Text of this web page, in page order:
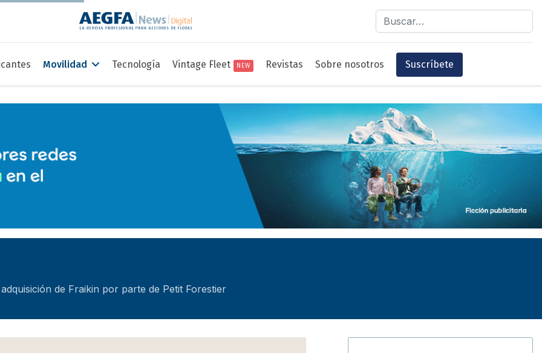
Buscar
Movilidad Tecnología Vintage Fleet NEW Revistas Sobre nosotros Suscríbete
de Fraikin por parte de Petit Forestier